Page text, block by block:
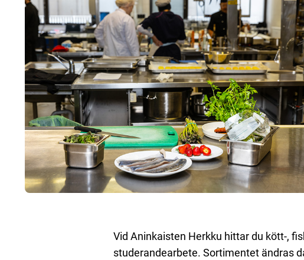
Vid Aninkaisten Herkku hittar du kött-,
studerandearbete. Sortimentet ändras